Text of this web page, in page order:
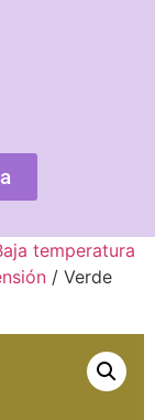
temperatura
/ Verde